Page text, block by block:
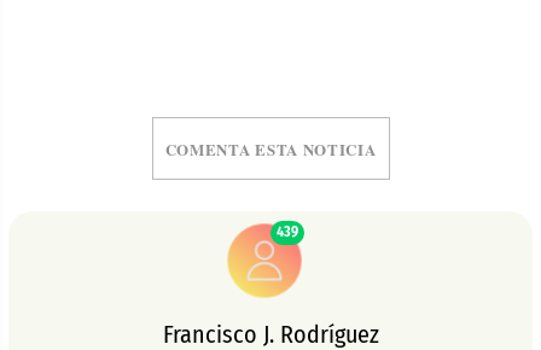
COMENTA ESTA NOTICIA
439
Francisco J. Rodríguez